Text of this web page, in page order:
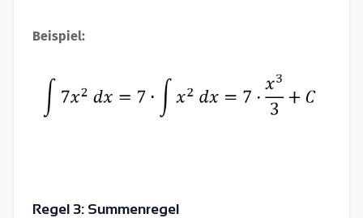
Beispiel:
Regel 3: Summenregel